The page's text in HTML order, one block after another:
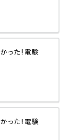
った! 電験
った! 電験